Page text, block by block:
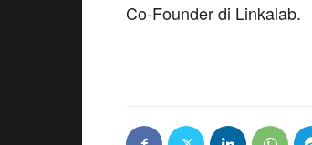
Co-Founder di Linkalab.